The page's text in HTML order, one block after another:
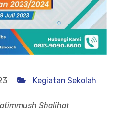
Kegiatan Sekolah
Shalihat